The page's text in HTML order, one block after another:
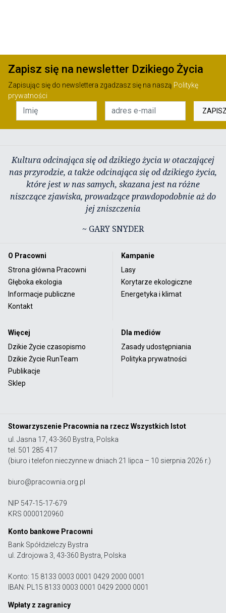
Zapisz się na newsletter Dzikiego Życia
Zapisując się do newslettera zgadzasz się na naszą Politykę
prywatności
Kultura odcinająca się od dzikiego życia w otaczającej
nas przyrodzie, a także odcinająca się od dzikiego życia,
które jest w nas samych, skazana jest na różne
niszczące zjawiska, prowadzące prawdopodobnie aż do
jej zniszczenia
~ GARY SNYDER
O Pracowni
Strona główna Pracowni
Głęboka ekologia
Informacje publiczne
Kontakt
Kampanie
Lasy
Korytarze ekologiczne
Energetyka i klimat
Więcej
Dzikie Życie czasopismo
Dzikie Życie RunTeam
Publikacje
Sklep
Dla mediów
Zasady udostępniania
Polityka prywatności
Stowarzyszenie Pracownia na rzecz Wszystkich Istot
ul. Jasna 17, 43-360 Bystra, Polska
tel. 501 285 417
(biuro i telefon nieczynne w dniach 21 lipca – 10 sierpnia 2026 r.)
biuro@pracownia.org.pl
NIP 547-15-17-679
KRS 0000120960
Konto bankowe Pracowni
Bank Spółdzielczy Bystra
ul. Zdrojowa 3, 43-360 Bystra, Polska
Konto: 15 8133 0003 0001 0429 2000 0001
IBAN: PL15 8133 0003 0001 0429 2000 0001
Wpłaty z zagranicy